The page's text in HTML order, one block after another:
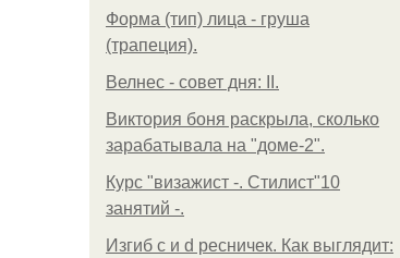
Форма (тип) лица - груша
(трапеция).
Велнес - совет дня: II.
Виктория боня раскрыла, сколько
зарабатывала на "доме-2".
Курс "визажист -. Стилист"10
занятий -.
Изгиб c и d ресничек. Как выглядит: